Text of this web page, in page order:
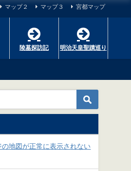
マップ２ マップ３ 宮都マップ
陵墓探訪記 明治天皇聖蹟巡り
地図が正常に表
2018-10-01
の地図が正常に表示されない